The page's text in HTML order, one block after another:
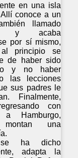
en una isla
conoce a un
llamado
y acaba
por sí mismo,
principio se
de haber sido
y no haber
las lecciones
sus padres le
Finalmente,
con
a Hamburgo,
una
ha dicho
adapta la